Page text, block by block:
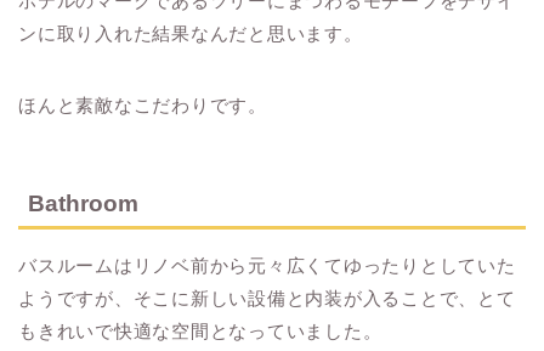
ンに取り入れた結果なんだと思います。
ほんと素敵なこだわりです。
Bathroom
バスルームはリノベ前から元々広くてゆったりとしていた
ようですが、そこに新しい設備と内装が入ることで、とて
もきれいで快適な空間となっていました。